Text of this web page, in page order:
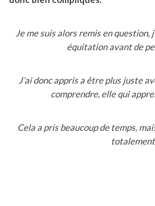
Je me suis alors remis en question,
équitation avant de
J’ai donc appris a être plus juste
comprendre, elle qui
Cela a pris beaucoup de temps,